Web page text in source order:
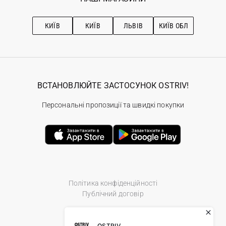
Рекомендації з догляду
КИЇВ КИЇВ ЛЬВІВ КИЇВ ОБЛ
Політика конфіденційності
Публічний договір
ВСТАНОВЛЮЙТЕ ЗАСТОСУНОК OSTRIV!
Персональні пропозиції та швидкі покупки